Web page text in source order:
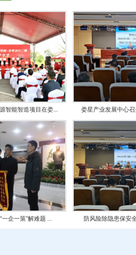
智能智造项目在娄... 娄星产业发展中心
企一策”解难题 ... 防风险除隐患保安